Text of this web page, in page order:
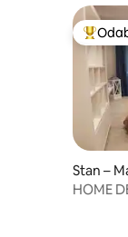
Među
Stan –
HOME